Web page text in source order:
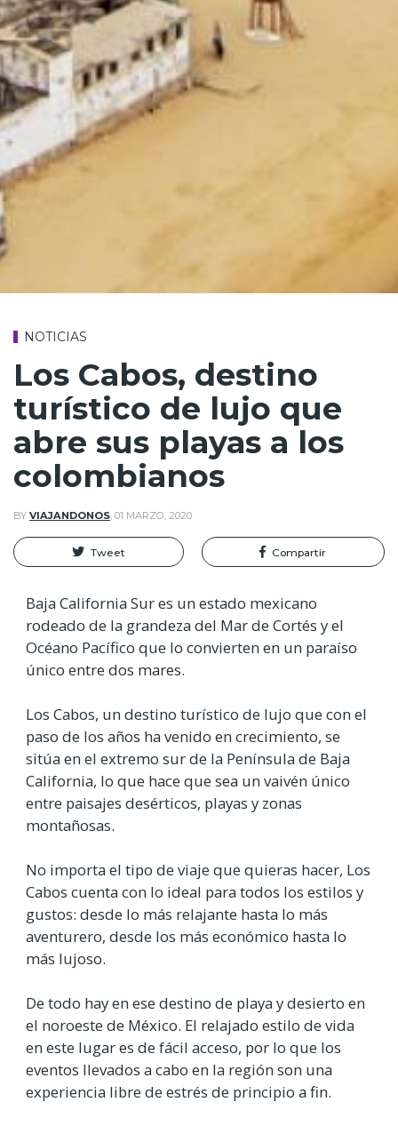
NOTICIAS
Los Cabos, destino
turístico de lujo que
abre sus playas a los
colombianos
BY VIAJANDONOS 01 MARZO, 2020
Tweet Compartir
Baja California Sur es un estado mexicano
rodeado de la grandeza del Mar de Cortés y el
Océano Pacífico que lo convierten en un paraíso
único entre dos mares.
Los Cabos, un destino turístico de lujo que con el
paso de los años ha venido en crecimiento, se
sitúa en el extremo sur de la Península de Baja
California, lo que hace que sea un vaivén único
entre paisajes desérticos, playas y zonas
montañosas.
No importa el tipo de viaje que quieras hacer, Los
Cabos cuenta con lo ideal para todos los estilos y
gustos: desde lo más relajante hasta lo más
aventurero, desde los más económico hasta lo
más lujoso.
De todo hay en ese destino de playa y desierto en
el noroeste de México. El relajado estilo de vida
en este lugar es de fácil acceso, por lo que los
eventos llevados a cabo en la región son una
experiencia libre de estrés de principio a fin.